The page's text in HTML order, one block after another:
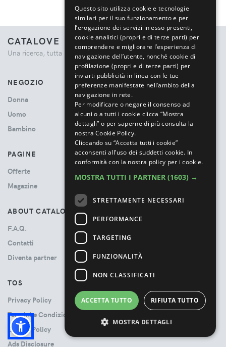
CATALOVE
Una ricerca, tutta la moda.
NEGOZIO
Donna
Uomo
Bambino
PAGINE
Offerte
Magazine
ABOUT CATALOVE
F.A.Q.
Contatti
Diventa partner
TOS
Privacy Policy
Termini e Condizioni
Cookie Policy
Ads Disclosure
Questo sito utilizza cookie e tecnologie
similari per il suo funzionamento e per
l’erogazione dei servizi in esso presenti,
cookie analitici (propri e di terze parti) per
comprendere e migliorare l’esperienza di
navigazione dell’utente, nonché cookie di
profilazione (propri e di terze parti) per
inviarti pubblicità in linea con le tue
preferenze manifestate nell’ambito della
navigazione in rete.
Per modificare o negare il consenso ad
alcuni o a tutti i cookie clicca “Mostra
dettagli” o per saperne di più consulta la
nostra Cookie Policy.
Cliccando su “Accetta tutti i cookie”
acconsenti all’uso dei suddetti cookie. In
conformità con la nostra policy per i cookie.
MOSTRA TUTTI I PARTNER (1603) →
STRETTAMENTE NECESSARI
PERFORMANCE
TARGETING
FUNZIONALITÀ
NON CLASSIFICATI
ACCETTA TUTTO RIFIUTA TUTTO
MOSTRA DETTAGLI